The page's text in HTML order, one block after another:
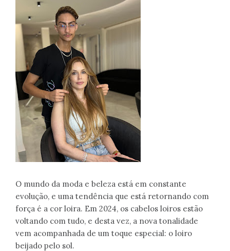
O mundo da moda e beleza está em constante
evolução, e uma tendência que está retornando com
força é a cor loira. Em 2024, os cabelos loiros estão
voltando com tudo, e desta vez, a nova tonalidade
vem acompanhada de um toque especial: o loiro
beijado pelo sol.